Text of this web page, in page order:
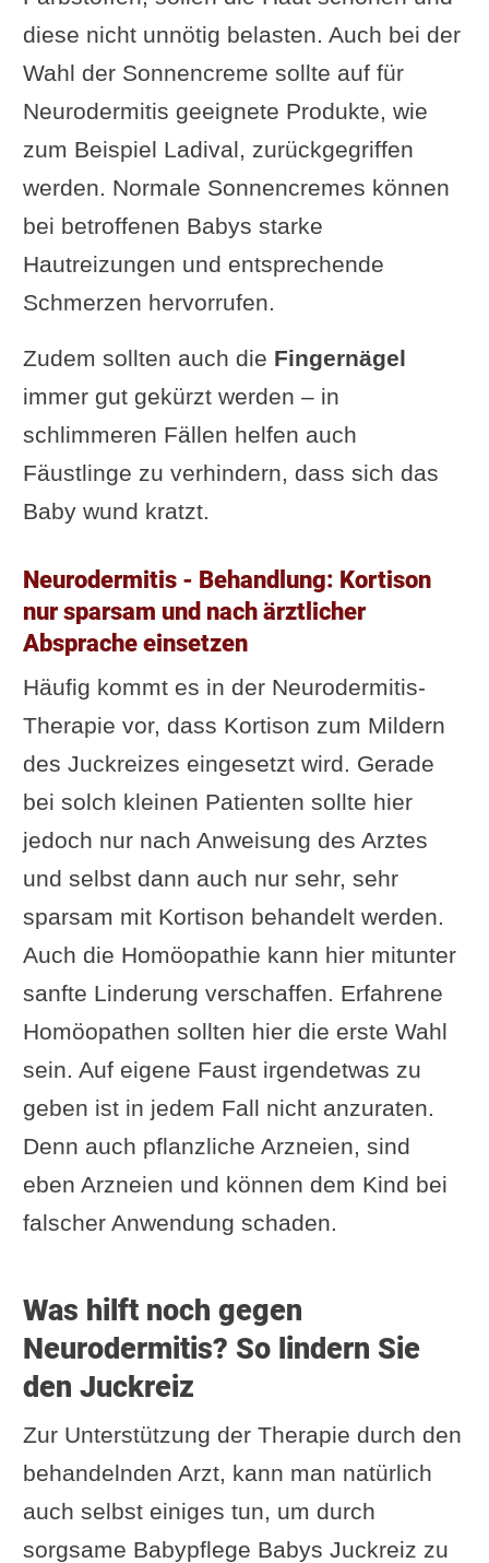
diese nicht unnötig belasten. Auch bei der
Wahl der Sonnencreme sollte auf für
Neurodermitis geeignete Produkte, wie
zum Beispiel Ladival, zurückgegriffen
werden. Normale Sonnencremes können
bei betroffenen Babys starke
Hautreizungen und entsprechende
Schmerzen hervorrufen.
Zudem sollten auch die Fingernägel
immer gut gekürzt werden – in
schlimmeren Fällen helfen auch
Fäustlinge zu verhindern, dass sich das
Baby wund kratzt.
Neurodermitis - Behandlung: Kortison
nur sparsam und nach ärztlicher
Absprache einsetzen
Häufig kommt es in der Neurodermitis-
Therapie vor, dass Kortison zum Mildern
des Juckreizes eingesetzt wird. Gerade
bei solch kleinen Patienten sollte hier
jedoch nur nach Anweisung des Arztes
und selbst dann auch nur sehr, sehr
sparsam mit Kortison behandelt werden.
Auch die Homöopathie kann hier mitunter
sanfte Linderung verschaffen. Erfahrene
Homöopathen sollten hier die erste Wahl
sein. Auf eigene Faust irgendetwas zu
geben ist in jedem Fall nicht anzuraten.
Denn auch pflanzliche Arzneien, sind
eben Arzneien und können dem Kind bei
falscher Anwendung schaden.
Was hilft noch gegen
Neurodermitis? So lindern Sie
den Juckreiz
Zur Unterstützung der Therapie durch den
behandelnden Arzt, kann man natürlich
auch selbst einiges tun, um durch
sorgsame Babypflege Babys Juckreiz zu